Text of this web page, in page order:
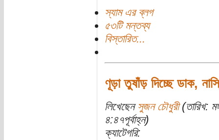
স্যাম এর ব্লগ
৫৩টি মন্তব্য
বিস্তারিত...
ণূড়া তুষাঁড় দিচ্ছে ডাক,
লিখেছেন সুজন চৌধুরী(তারিখ:
৪:৪৭পূর্বাহ্ন)
ক্যাটেগরি: